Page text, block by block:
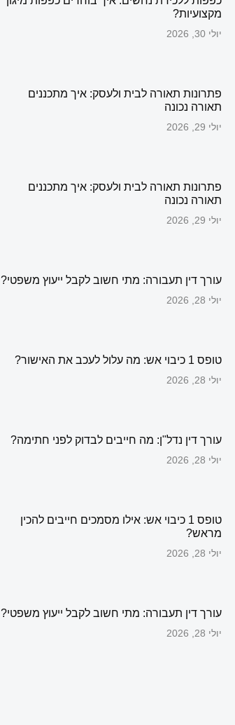
מקצועיות?
יולי 30, 2026
פתרונות תאורה לבית ולעסק: איך מתכננים
תאורה נכונה
יולי 29, 2026
פתרונות תאורה לבית ולעסק: איך מתכננים
תאורה נכונה
יולי 29, 2026
עורך דין תעבורה: מתי חשוב לקבל ייעוץ משפטי?
יולי 28, 2026
טופס 1 כיבוי אש: מה עלול לעכב את האישור?
יולי 28, 2026
עורך דין נדל"ן: מה חייבים לבדוק לפני חתימה?
יולי 28, 2026
טופס 1 כיבוי אש: אילו מסמכים חייבים להכין
מראש?
יולי 28, 2026
עורך דין תעבורה: מתי חשוב לקבל ייעוץ משפטי?
יולי 28, 2026